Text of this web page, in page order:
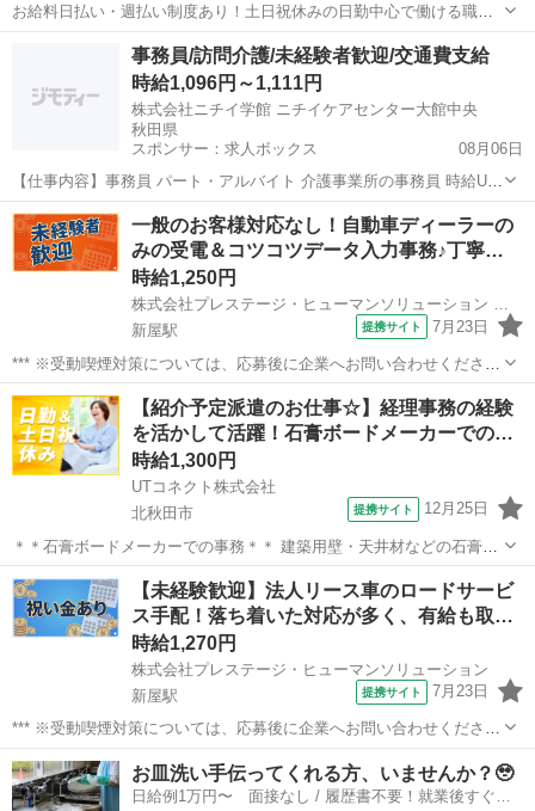
お給料日払い・週払い制度あり！土日祝休みの日勤中心で働ける職場
です／20代・30代・40代・50代在籍中 ＼株式会社ジャパンクリエイト
トは、製造・物流分野...
仁賀保駅 一般事務
事務員/訪問介護/未経験者歓迎/交通費支給
時給1,096円～1,111円
株式会社ニチイ学館 ニチイケアセンター大館中央
秋田県
スポンサー：求人ボックス
08月06日
【仕事内容】事務員 パート・アルバイト 介護事業所の事務員 時給UP
しました。明るくコミュニケーション能力がある方、一緒に働きまし
ょう。短時間勤務です。事務経験者を希望します。PCの得意な方、電
話応対等経験を活かしてみませんか。...
アルバイト・パート
一般のお客様対応なし！自動車ディーラーの
みの受電＆コツコツデータ入力事務♪丁寧…
時給1,250円
株式会社プレステージ・ヒューマンソリューション 秋田BPOメインキャンパス
新屋駅
提携サイト 7月23日
*** ※受動喫煙対策については、応募後に企業へお問い合わせくださ
い。 派遣社員 社会保険制度あり 労災完備 研修あり 未経験者OK フリ
ーター歓迎、主婦(夫)歓迎、長期歓迎 車通勤OK、未経験歓迎
秋田 秋田市 新屋駅 電話対応
【紹介予定派遣のお仕事☆】経理事務の経験
を活かして活躍！石膏ボードメーカーでの…
時給1,300円
UTコネクト株式会社
北秋田市
提携サイト 12月25日
＊＊石膏ボードメーカーでの事務＊＊ 建築用壁・天井材などの石膏ボ
ードを製造している企業で PCを使ったデスクワークをお任せします♪
☆紹介予定派遣のお仕事！ 最長6か月の派遣契約終了後、双方の合意
のうえ 派遣先での直接雇...
秋田 北秋田市 電話対応
【未経験歓迎】法人リース車のロードサービ
ス手配！落ち着いた対応が多く、有給も取…
時給1,270円
株式会社プレステージ・ヒューマンソリューション
新屋駅
提携サイト 7月23日
*** ※受動喫煙対策については、応募後に企業へお問い合わせくださ
い。 派遣社員 社会保険制度あり 労災完備 研修あり 未経験者OK フリ
ーター歓迎、主婦(夫)歓迎、長期歓迎 交通費支給、車通勤OK、未経験
歓迎
秋田 秋田市 新屋駅 その他
お皿洗い手伝ってくれる方、いませんか？🥹
日給例1万円〜 面接なし / 履歴書不要！就業後すぐに